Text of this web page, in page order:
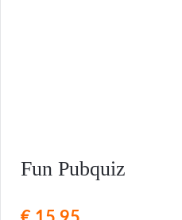
Fun Pubquiz